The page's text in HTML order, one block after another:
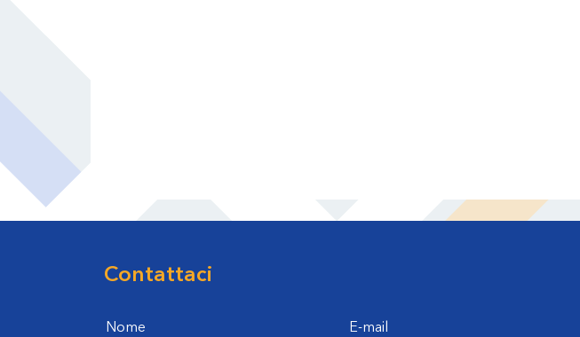
Contattaci